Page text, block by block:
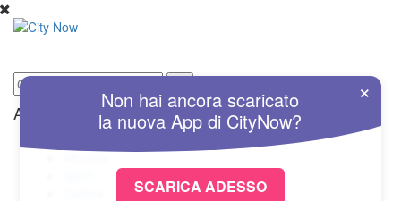
Altre Sezioni
Attualità
×
Non hai ancora scaricato
la nuovaApp di CityNow?
SCARICA ADESSO